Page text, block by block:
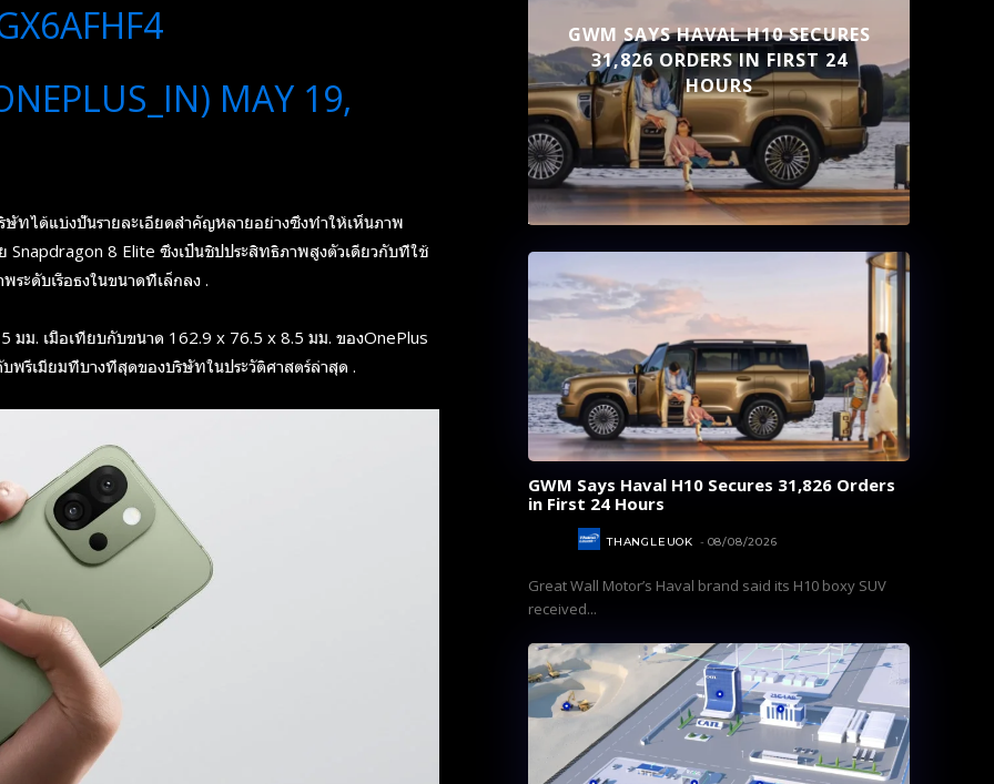
MAY 19,
ทได้แบ่งปันรายละเอียดสำคัญหลายอย่างซึ่งทำให้เห็นภาพ
Snapdragon 8 Elite ซึ่งเป็นชิปประสิทธิภาพสูงตัวเดียวกับที่ใช้
ะดับเรือธงในขนาดที่เล็กลง .
มม. เมื่อเทียบกับขนาด 162.9 x 76.5 x 8.5 มม. ของOnePlus
พรีเมียมที่บางที่สุดของบริษัทในประวัติศาสตร์ล่าสุด .
GWM SAYS HAVAL H10 SECURES
31,826 ORDERS IN FIRST 24
HOURS
GWM Says Haval H10 Secures 31,826 Orders
in First 24 Hours
THANGLEUOK - 08/08/2026
Great Wall Motor’s Haval brand said its H10 boxy SUV
received...